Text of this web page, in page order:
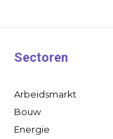
Sectoren
Arbeidsmarkt
Bouw
Energie